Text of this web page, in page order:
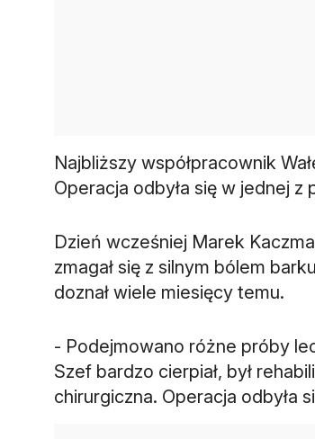
Najbliższy współpracownik
Dzień wcześniej Marek
zmagał się z silnym bólem
- Podejmowano różne próby
Szef bardzo cierpiał, był
chirurgiczna. Operacja odbyła